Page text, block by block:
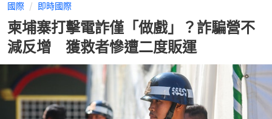
國際 即時國際
柬埔寨打擊電詐僅「做戲」？詐騙營不
減反增 獲救者慘遭二度販運